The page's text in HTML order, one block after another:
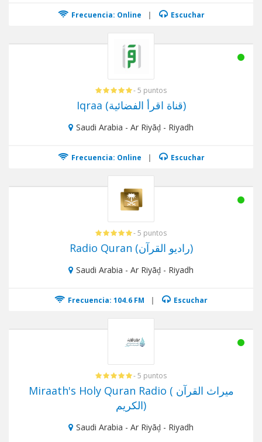
Frecuencia: Online | Escuchar
- 5 puntos
Iqraa (قناة اقرأ الفضائية)
Saudi Arabia - Ar Riyāḑ - Riyadh
Frecuencia: Online | Escuchar
- 5 puntos
Radio Quran (راديو القرآن)
Saudi Arabia - Ar Riyāḑ - Riyadh
Frecuencia: 104.6 FM | Escuchar
- 5 puntos
Miraath's Holy Quran Radio ( ميراث القرآن
الكريم)
Saudi Arabia - Ar Riyāḑ - Riyadh